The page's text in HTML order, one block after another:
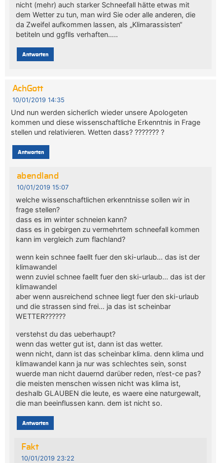
nicht (mehr) auch starker Schneefall hätte etwas mit
dem Wetter zu tun, man wird Sie oder alle anderen, die
da Zweifel aufkommen lassen, als „Klimarassisten“
betiteln und ggflls verhaften…..
Antworten
AchGott
10/01/2019 14:35
Und nun werden sicherlich wieder unsere Apologeten
kommen und diese wissenschaftliche Erkenntnis in Frage
stellen und relativieren. Wetten dass? ??????? ?
Antworten
abendland
10/01/2019 15:07
welche wissenschaftlichen erkenntnisse sollen wir in
frage stellen?
dass es im winter schneien kann?
dass es in gebirgen zu vermehrtem schneefall kommen
kann im vergleich zum flachland?
wenn kein schnee faellt fuer den ski-urlaub… das ist der
klimawandel
wenn zuviel schnee faellt fuer den ski-urlaub… das ist der
klimawandel
aber wenn ausreichend schnee liegt fuer den ski-urlaub
und die strassen sind frei… ja das ist scheinbar
WETTER??????
verstehst du das ueberhaupt?
wenn das wetter gut ist, dann ist das wetter.
wenn nicht, dann ist das scheinbar klima. denn klima und
klimawandel kann ja nur was schlechtes sein, sonst
wuerde man nicht dauernd darüber reden, n’est-ce pas?
die meisten menschen wissen nicht was klima ist,
deshalb GLAUBEN die leute, es waere eine naturgewalt,
die man beeinflussen kann. dem ist nicht so.
Antworten
Fakt
10/01/2019 23:22